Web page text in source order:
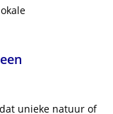
unieke natuur of